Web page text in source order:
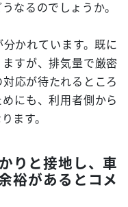
るのでしょうか。
かれています。既に
すが、排気量で厳密
応が待たれるところ
にも、利用者側から
ます。
りと接地し、車
裕があるとコメ